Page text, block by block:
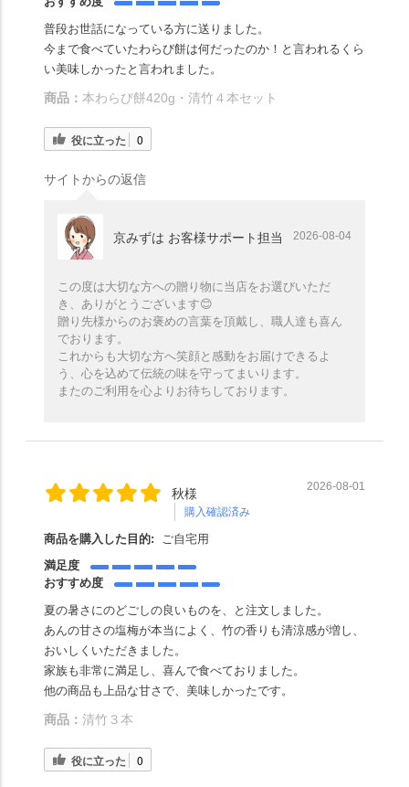
普段お世話になっている方に送りました。
今まで食べていたわらび餅は何だったのか！と言われるくら
い美味しかったと言われました。
商品： 本わらび餅420g・清竹４本セット
役に立った 0
サイトからの返信
京みずは お客様サポート担当 2026-08-04
この度は大切な方への贈り物に当店をお選びいただ
き、ありがとうございます😊
贈り先様からのお褒めの言葉を頂戴し、職人達も喜ん
でおります。
これからも大切な方へ笑顔と感動をお届けできるよ
う、心を込めて伝統の味を守ってまいります。
またのご利用を心よりお待ちしております。
秋様
購入確認済み
2026-08-01
商品を購入した目的:
ご自宅用
満足度
おすすめ度
夏の暑さにのどごしの良いものを、と注文しました。
あんの甘さの塩梅が本当によく、竹の香りも清涼感が増し、
おいしくいただきました。
家族も非常に満足し、喜んで食べておりました。
他の商品も上品な甘さで、美味しかったです。
商品： 清竹３本
役に立った 0